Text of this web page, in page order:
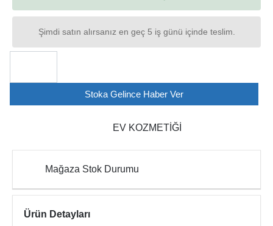
Şimdi satın alırsanız en geç 5 iş günü içinde teslim.
Stoka Gelince Haber Ver
EV KOZMETİĞİ
Mağaza Stok Durumu
Ürün Detayları